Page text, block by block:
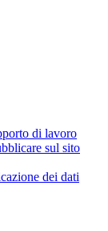
di lavoro
sul sito
dei dati